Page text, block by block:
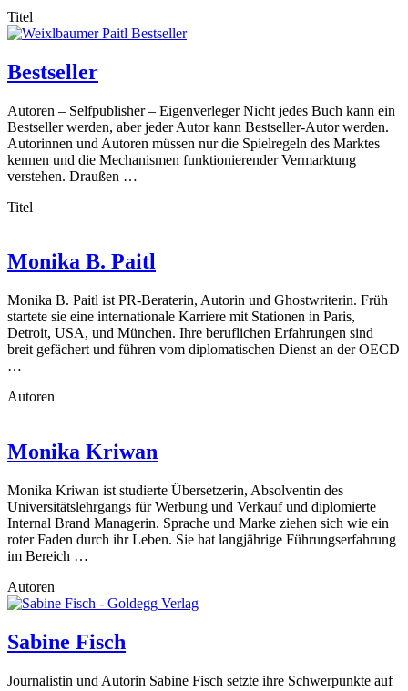
Titel
Bestseller
Autoren – Selfpublisher – Eigenverleger Nicht jedes Buch kann ein
Bestseller werden, aber jeder Autor kann Bestseller-Autor werden.
Autorinnen und Autoren müssen nur die Spielregeln des Marktes
kennen und die Mechanismen funktionierender Vermarktung
verstehen. Draußen …
Titel
Monika B. Paitl
Monika B. Paitl ist PR-Beraterin, ­Autorin und Ghostwriterin. Früh
startete sie eine internationale Karriere mit Stationen in Paris,
Detroit, USA, und München. Ihre beruflichen Erfahrungen sind
breit gefächert und führen vom diplomatischen Dienst an der OECD
…
Autoren
Monika Kriwan
Monika Kriwan ist studierte Übersetzerin, Absolventin des
Universitätslehrgangs für Werbung und Verkauf und diplomierte
Internal Brand Managerin. Sprache und Marke ziehen sich wie ein
roter Faden durch ihr Leben. Sie hat langjährige Führungserfahrung
im Bereich …
Autoren
Sabine Fisch
Journalistin und Autorin Sabine Fisch setzte ihre Schwerpunkte auf